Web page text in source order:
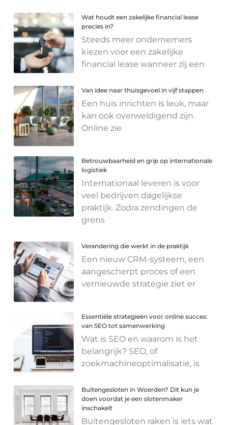
Wat houdt een zakelijke financial lease
precies in?
Steeds meer ondernemers
kiezen voor een zakelijke
financial lease wanneer zij een
Van idee naar thuisgevoel in vijf stappen
Een huis inrichten is leuk, maar
kan ook overweldigend zijn.
Online zie
Betrouwbaarheid en grip op internationale
logistiek
Internationaal leveren is voor
veel bedrijven dagelijkse
praktijk. Zodra zendingen de
grens
Verandering die werkt in de praktijk
Een nieuw CRM-systeem, een
aangescherpt proces of een
vernieuwde strategie ziet er
Essentiële strategieën voor online succes:
van SEO tot samenwerking
Wat is SEO en waarom is het
belangrijk? SEO, of
zoekmachineoptimalisatie, is
Buitengesloten in Woerden? Dit kun je
doen voordat je een slotenmaker
inschakelt
Buitengesloten raken is iets wat